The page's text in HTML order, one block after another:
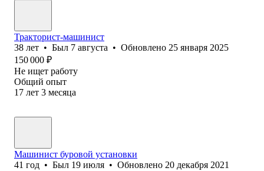
Тракторист-машинист
38 лет • Был 7 августа • Обновлено 25 января 2025
150 000 ₽
Не ищет работу
Общий опыт
17 лет 3 месяца
Машинист буровой установки
41 год • Был 19 июля • Обновлено 20 декабря 2021